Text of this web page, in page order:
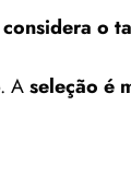
o
Aseleção é